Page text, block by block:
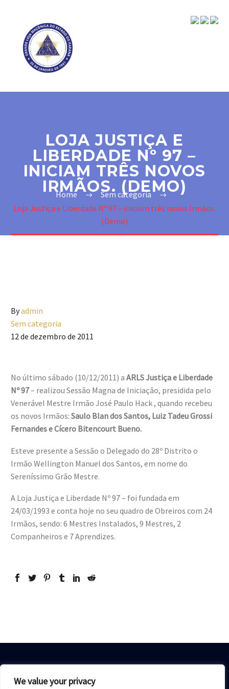
We value your privacy
LOJA JUSTIÇA E
LIBERDADE Nº 97 –
INICIAM TRÊS NOVOS
IRMÃOS. (DEMO)
Home
Sem categoria
Loja Justiça e Liberdade Nº 97 – iniciam três novos Irmãos.
(Demo)
Byadmin
Sem categoria
12 de dezembro de 2011
No último sábado (10/12/2011) a ARLS Justiça e Liberdade
Nº 97– realizou Sessão Magna de Iniciação, presidida pelo
Venerável Mestre Irmão José Paulo Hack , quando recebeu
os novos Irmãos: Saulo Blan dos Santos, Luiz Tadeu Grossi
Fernandes e Cícero Bitencourt Bueno.
Esteve presente a Sessão o Delegado do 28º Distrito o
Irmão Wellington Manuel dos Santos, em nome do
Sereníssimo Grão Mestre.
A Loja Justiça e Liberdade Nº 97 – foi fundada em
24/03/1993 e conta hoje no seu quadro de Obreiros com 24
Irmãos, sendo: 6 Mestres Instalados, 9 Mestres, 2
Companheiros e 7 Aprendizes.